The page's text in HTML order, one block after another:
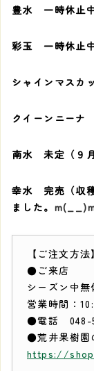
豊水 一時休止
彩玉 一時休止
シャインマスカ
クイーンニーナ
南水 未定（９
幸水 完売（収
ました。
【ご注文方法】
●ご来店
シーズン中無
営業時間：
●電話 048-
●荒井果樹園
https://